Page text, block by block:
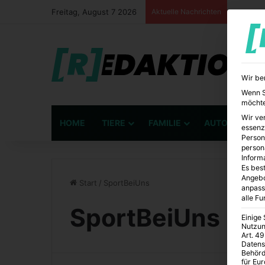
Freitag, August 7 2026 Aktuelle Nachrichten
HOME TIERE FAMILIE AUTO
Start / SportBeiUns
SportBeiUns
Wir
Wenn
Wir
Es
alle
Einige
Art. 49
für